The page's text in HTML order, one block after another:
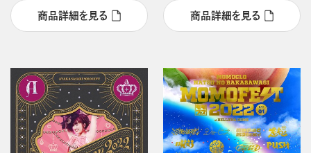
商品詳細を見る 商品詳細を見る